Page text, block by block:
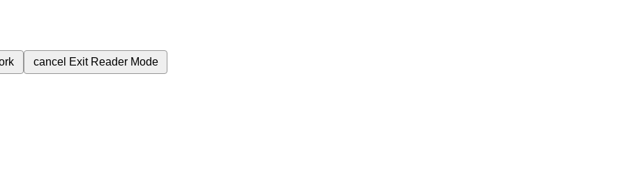
cancel Exit Reader Mode